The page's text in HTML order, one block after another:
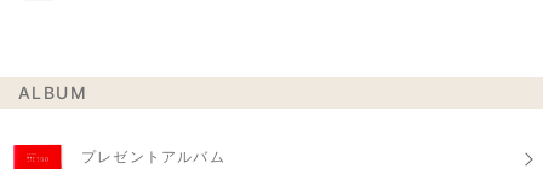
ALBUM
プレゼントアルバム